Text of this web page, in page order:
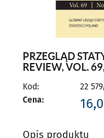
PRZEGLĄD
REVIEW, VOL.
Kod:
22
Cena:
Opis produktu